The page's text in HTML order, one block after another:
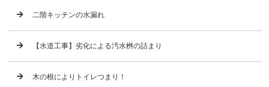
二階キッチンの水漏れ
【水道工事】劣化による汚水桝の詰まり
木の根によりトイレつまり！